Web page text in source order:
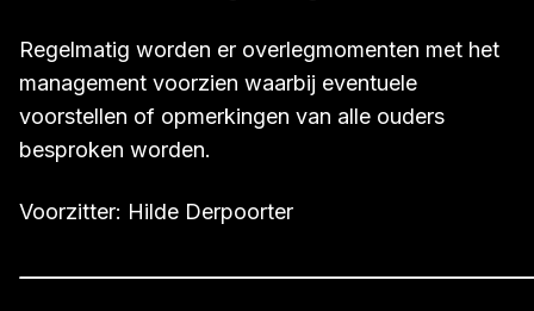
Regelmatig worden er overlegmomenten met het
management voorzien waarbij eventuele
voorstellen of opmerkingen van alle ouders
besproken worden.
Voorzitter: Hilde Derpoorter